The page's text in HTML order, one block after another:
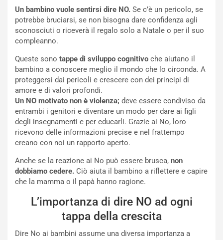
Un bambino vuole sentirsi dire NO. Se c’è un pericolo, se
potrebbe bruciarsi, se non bisogna dare confidenza agli
sconosciuti o riceverà il regalo solo a Natale o per il suo
compleanno.
Queste sono tappe di sviluppo cognitivo che aiutano il
bambino a conoscere meglio il mondo che lo circonda. A
proteggersi dai pericoli e crescere con dei principi di
amore e di valori profondi.
Un NO motivato non è violenza; deve essere condiviso da
entrambi i genitori e diventare un modo per dare ai figli
degli insegnamenti e per educarli. Grazie ai No, loro
ricevono delle informazioni precise e nel frattempo
creano con noi un rapporto aperto.
Anche se la reazione ai No può essere brusca, non
dobbiamo cedere. Ciò aiuta il bambino a riflettere e capire
che la mamma o il papà hanno ragione.
L’importanza di dire NO ad ogni
tappa della crescita
Dire No ai bambini assume una diversa importanza a